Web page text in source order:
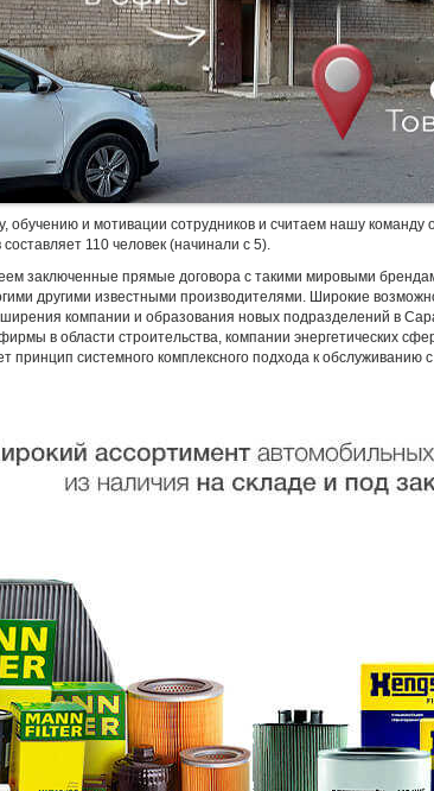
обучению и мотивации сотрудников и считаем нашу
110 человек (начинали с 5).
заключенные прямые договора с такими мировыми
другими известными производителями. Широкие
компании и образования новых подразделений в
в области строительства, компании энергетических
принцип системного комплексного подхода к обслуживанию